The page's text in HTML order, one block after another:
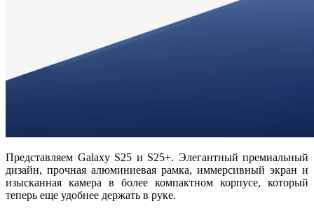
Представляем Galaxy S25 и S25+. Элегантный премиальный
дизайн, прочная алюминиевая рамка, иммерсивный экран и
изысканная камера в более компактном корпусе, который
теперь еще удобнее держать в руке.